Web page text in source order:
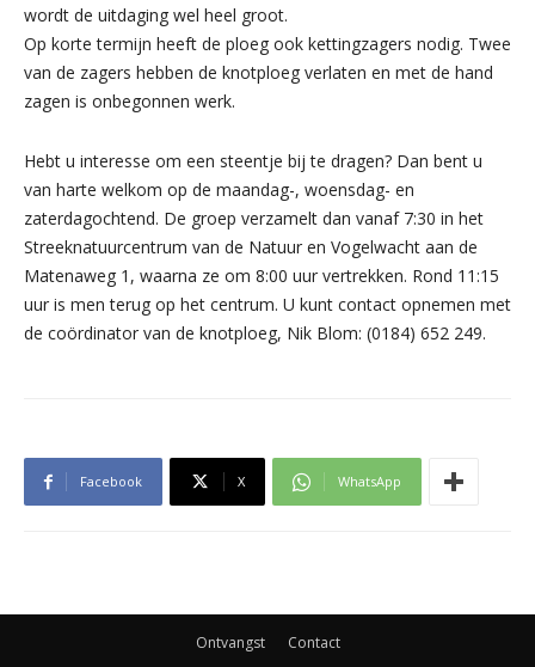
wordt de uitdaging wel heel groot.
Op korte termijn heeft de ploeg ook kettingzagers nodig. Twee
van de zagers hebben de knotploeg verlaten en met de hand
zagen is onbegonnen werk.
Hebt u interesse om een steentje bij te dragen? Dan bent u
van harte welkom op de maandag-, woensdag- en
zaterdagochtend. De groep verzamelt dan vanaf 7:30 in het
Streeknatuurcentrum van de Natuur en Vogelwacht aan de
Matenaweg 1, waarna ze om 8:00 uur vertrekken. Rond 11:15
uur is men terug op het centrum. U kunt contact opnemen met
de coördinator van de knotploeg, Nik Blom: (0184) 652 249.
Facebook X WhatsApp
Ontvangst Contact